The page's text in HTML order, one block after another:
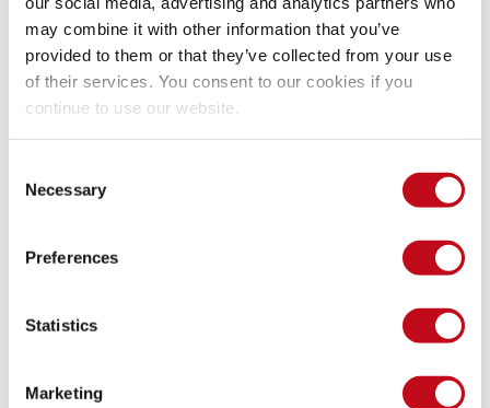
may combine it with other information that you’ve
provided to them or that they’ve collected from your use
of their services. You consent to our cookies if you
continue to use our website.
Selection
Necessary
Preferences
Statistics
Marketing
Oswaldo Parada •23 de julho de 2018
Why we go functional?
In this blog post, we show an analysis of why it is
necessary to go functional even with non-functional
Ler publicação